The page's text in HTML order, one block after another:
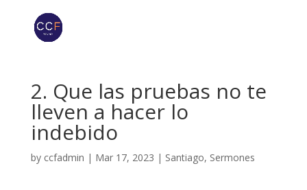
2. Que las pruebas no te
lleven a hacer lo
indebido
by ccfadmin | Mar 17, 2023 | Santiago, Sermones